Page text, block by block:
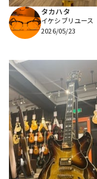
タカハタ
イケシブリユース
2026/05/23